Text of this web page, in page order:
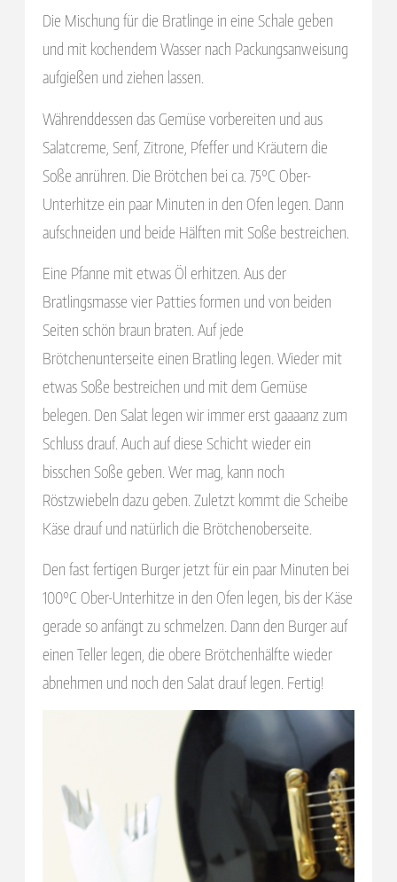
Die Mischung für die Bratlinge in eine Schale geben
und mit kochendem Wasser nach Packungsanweisung
aufgießen und ziehen lassen.
Währenddessen das Gemüse vorbereiten und aus
Salatcreme, Senf, Zitrone, Pfeffer und Kräutern die
Soße anrühren. Die Brötchen bei ca. 75°C Ober-
Unterhitze ein paar Minuten in den Ofen legen. Dann
aufschneiden und beide Hälften mit Soße bestreichen.
Eine Pfanne mit etwas Öl erhitzen. Aus der
Bratlingsmasse vier Patties formen und von beiden
Seiten schön braun braten. Auf jede
Brötchenunterseite einen Bratling legen. Wieder mit
etwas Soße bestreichen und mit dem Gemüse
belegen. Den Salat legen wir immer erst gaaaanz zum
Schluss drauf. Auch auf diese Schicht wieder ein
bisschen Soße geben. Wer mag, kann noch
Röstzwiebeln dazu geben. Zuletzt kommt die Scheibe
Käse drauf und natürlich die Brötchenoberseite.
Den fast fertigen Burger jetzt für ein paar Minuten bei
100°C Ober-Unterhitze in den Ofen legen, bis der Käse
gerade so anfängt zu schmelzen. Dann den Burger auf
einen Teller legen, die obere Brötchenhälfte wieder
abnehmen und noch den Salat drauf legen. Fertig!